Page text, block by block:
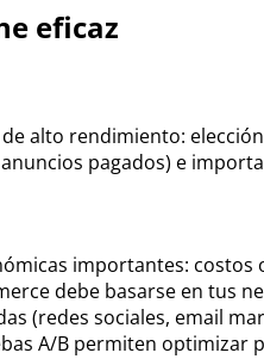
eficaz
alto rendimiento:
pagados) e
importantes:
debe basarse en tus
(redes sociales, email
A/B permiten